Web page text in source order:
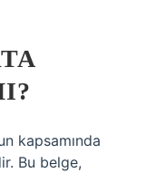
kapsamında
Bu belge,